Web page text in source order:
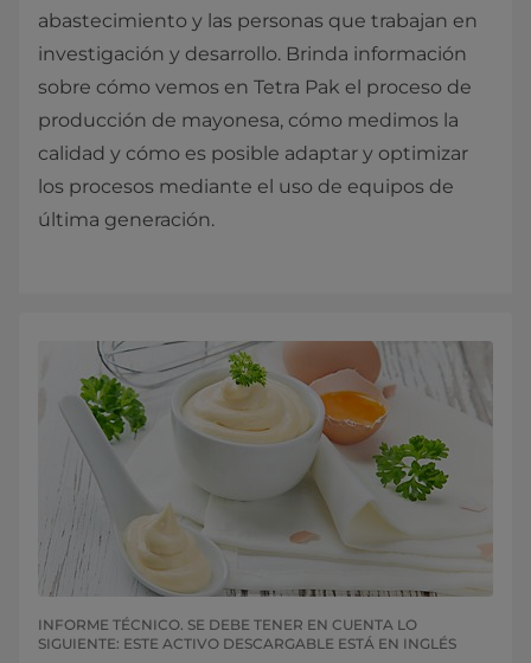
abastecimiento y las personas que trabajan en
investigación y desarrollo. Brinda información
sobre cómo vemos en Tetra Pak el proceso de
producción de mayonesa, cómo medimos la
calidad y cómo es posible adaptar y optimizar
los procesos mediante el uso de equipos de
última generación.
INFORME TÉCNICO. SE DEBE TENER EN CUENTA LO
SIGUIENTE: ESTE ACTIVO DESCARGABLE ESTÁ EN INGLÉS​​